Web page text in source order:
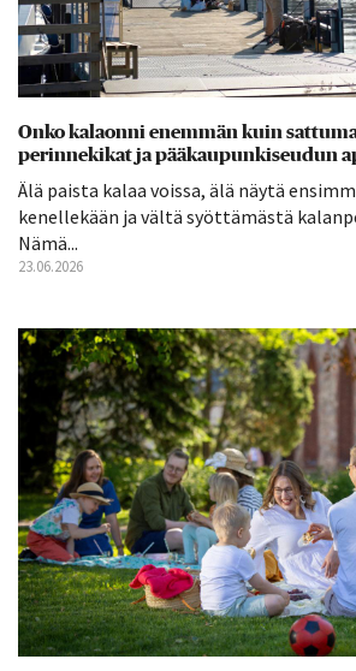
Onko kalaonni enemmän kuin
perinnekikat ja pääkaupunkiseudun
Älä paista kalaa voissa, älä näytä
kenellekään ja vältä syöttämästä
Nämä...
23.06.2026